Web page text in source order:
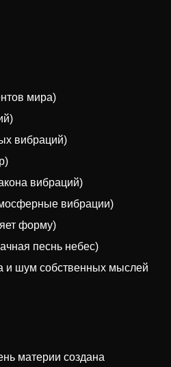
мира)
вибраций)
вибраций)
вибрации)
форму)
песнь небес)
и шум собственных мыслей
материи создана